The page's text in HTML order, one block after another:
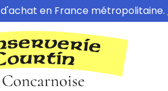
en France métropolitaine.